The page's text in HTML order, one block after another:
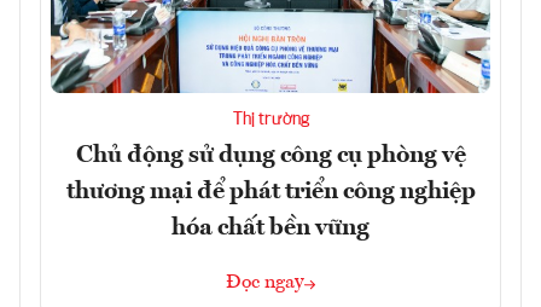
Thị trường
Chủ động sử dụng công cụ phòng vệ
thương mại để phát triển công nghiệp
hóa chất bền vững
Đọc ngay